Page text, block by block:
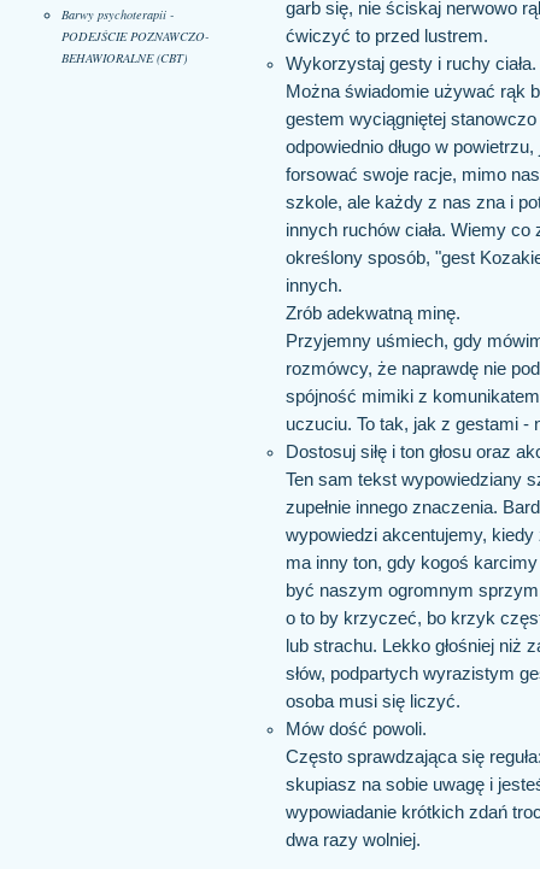
Barwy psychoterapii -
PODEJŚCIE POZNAWCZO-
BEHAWIORALNE (CBT)
garb się, nie ściskaj nerwowo
ćwiczyć to przed lustrem.
Wykorzystaj gesty i ruchy ciała.
Można świadomie używać rąk
gestem wyciągniętej
odpowiednio długo w
forsować swoje racje, mimo
szkole, ale każdy z nas zna i
innych ruchów ciała. Wiemy
określony sposób, "gest
innych.
Zrób adekwatną minę.
Przyjemny uśmiech, gdy
rozmówcy, że naprawdę nie
spójność mimiki z
uczuciu. To tak, jak z gestami -
Dostosuj siłę i ton głosu oraz
Ten sam tekst wypowiedziany
zupełnie innego znaczenia.
wypowiedzi akcentujemy, kiedy
ma inny ton, gdy kogoś
być naszym ogromnym
o to by krzyczeć, bo krzyk
lub strachu. Lekko głośniej niż
słów, podpartych wyrazistym
osoba musi się liczyć.
Mów dość powoli.
Często sprawdzająca się
skupiasz na sobie uwagę i
wypowiadanie krótkich zdań
dwa razy wolniej.